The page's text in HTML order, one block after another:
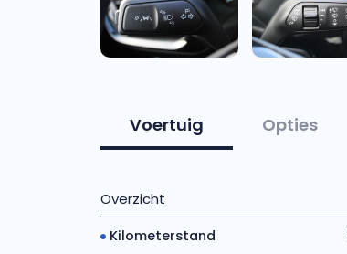
Voertuig Opties
Overzicht
Kilometerstand